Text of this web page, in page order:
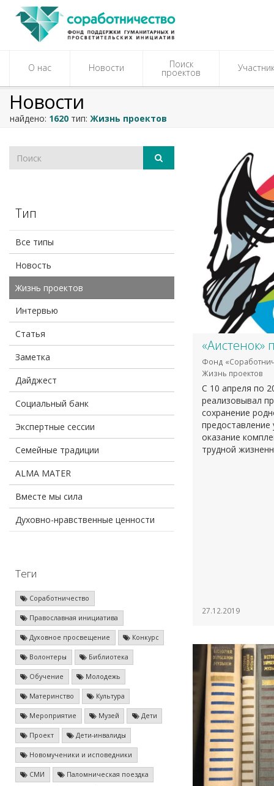
О нас Новости Поиск
проектов
Новости
найдено: 1620 тип: Жизнь проектов
Тип
Все типы
Новость
Жизнь проектов
Интервью
Статья
Заметка
Дайджест
Социальный банк
Экспертные сессии
Семейные традиции
ALMA MATER
Вместе мы сила
Духовно-нравственные ценности
Теги
Соработничество
Православная инициатива
Духовное просвещение Конкурс
Волонтеры Библиотека
Обучение Молодежь
Материнство Культура
Мероприятие Музей Дети
Проект Дети-инвалиды
Новомученики и исповедники
СМИ Паломническая поездка
«Аистенок»
Фонд
Жизнь проектов
С 10 апреля по
реализовывал
сохранение
оказание
трудной
27.12.2019